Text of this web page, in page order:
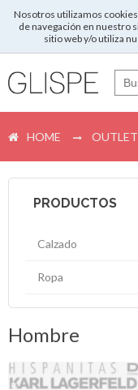
Nosotros utilizamos
de navegación en nuestro
sitio web y/o utiliza
HOME OUTLET
PRODUCTOS
Calzado
Ropa
Hombre